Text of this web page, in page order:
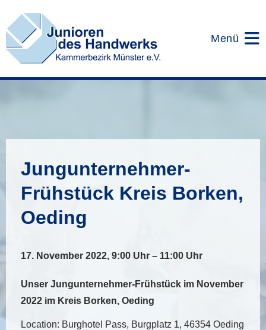
Inhalt
springen
Menü
Jungunternehmer-
Frühstück Kreis Borken,
Oeding
17. November 2022, 9:00 Uhr – 11:00 Uhr
Unser Jungunternehmer-Frühstück im November
2022 im Kreis Borken, Oeding
Location: Burghotel Pass, Burgplatz 1, 46354 Oeding